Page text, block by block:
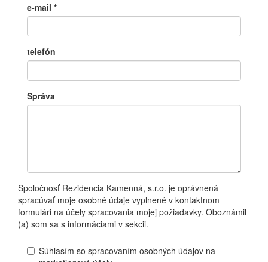
e-mail *
telefón
Správa
Spoločnosť Rezidencia Kamenná, s.r.o. je oprávnená
spracúvať moje osobné údaje vyplnené v kontaktnom
formulári na účely spracovania mojej požiadavky. Oboznámil
(a) som sa s informáciami v sekcii.
Súhlasím so spracovaním osobných údajov na